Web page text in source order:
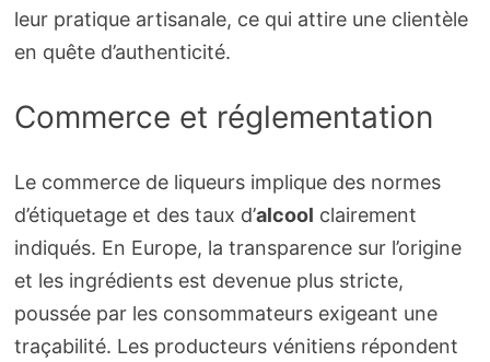
leur pratique artisanale, ce qui attire une clientèle
en quête d’authenticité.
Commerce et réglementation
Le commerce de liqueurs implique des normes
d’étiquetage et des taux d’alcool clairement
indiqués. En Europe, la transparence sur l’origine
et les ingrédients est devenue plus stricte,
poussée par les consommateurs exigeant une
traçabilité. Les producteurs vénitiens répondent